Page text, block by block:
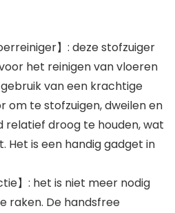
】: deze stofzuiger
het reinigen van vloeren
van een krachtige
om te stofzuigen, dweilen en
relatief droog te houden, wat
Het is een handig gadget in
】: het is niet meer nodig
raken. De handsfree